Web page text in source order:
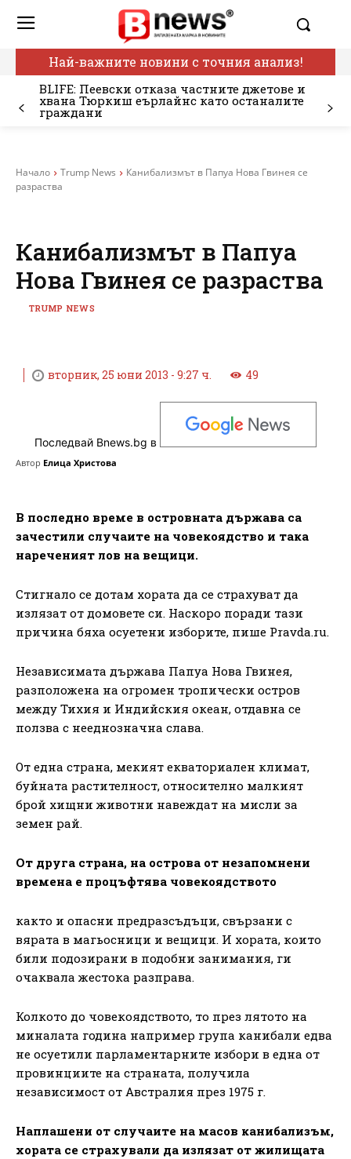
Най-важните новини с точния анализ!
BLIFE: Пеевски отказа частните джетове и
хвана Тюркиш еърлайнс като останалите
граждани
Начало Trump News
Канибализмът в Папуа Нова Гвинея се
разраства
Канибализмът в Папуа
Нова Гвинея се разраства
TRUMP NEWS
вторник, 25 юни 2013 - 9:27 ч. 49
Последвай Bnews.bg в
Автор Елица Христова
В последно време в островната държава са
зачестили случаите на човекоядство и така
нареченият лов на вещици.
Стигнало се дотам хората да се страхуват да
излязат от домовете си. Наскоро поради тази
причина бяха осуетени изборите, пише Pravda.ru.
Независимата държава Папуа Нова Гвинея,
разположена на огромен тропически остров
между Тихия и Индийския океан, отдавна се
ползва с нееднозначна слава.
От една страна, мекият екваториален климат,
буйната растителност, относително малкият
брой хищни животни навеждат на мисли за
земен рай.
От друга страна, на острова от незапомнени
времена е процъфтява човекоядството
както и опасни предразсъдъци, свързани с
вярата в магьосници и вещици. И хората, които
били подозирани в подобни занимания, ги
очаквала жестока разправа.
Колкото до човекоядството, то през лятото на
миналата година например група канибали едва
не осуетили парламентарните избори в една от
провинциите на страната, получила
независимост от Австралия през 1975 г.
Наплашени от случаите на масов канибализъм,
хората се страхували да излязат от жилищата